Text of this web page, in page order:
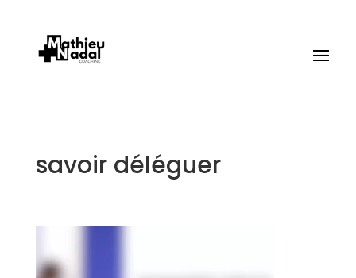
savoir déléguer